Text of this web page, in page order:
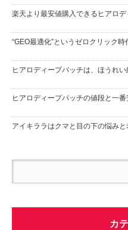
楽天より最安値購入できるヒアロ
“GEO最適化”というゼロクリック
ヒアロディープパッチは、ほうれ
ヒアロディープパッチの値段と一
アイキララはクマと目の下の悩み
カ